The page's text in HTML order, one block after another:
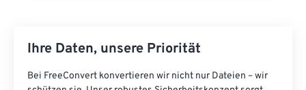
Ihre Daten, unsere Priorität
Bei FreeConvert konvertieren wir nicht nur Dateien – wir